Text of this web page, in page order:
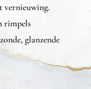
vernieuwing.
rimpels
glanzende